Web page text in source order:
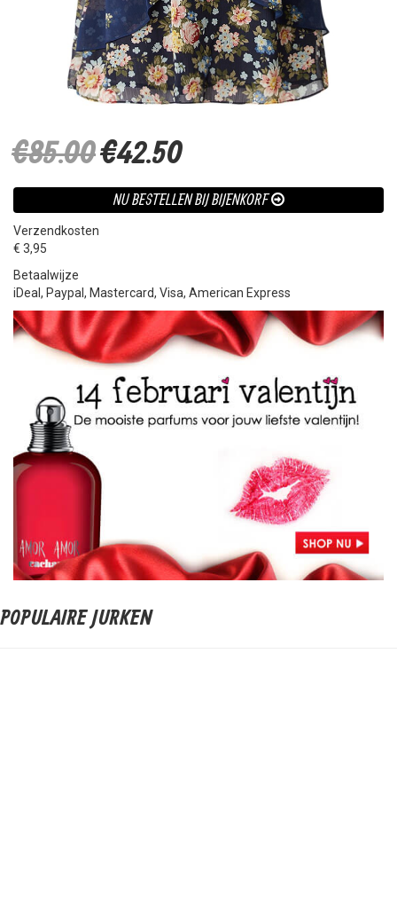
€85.00€42.50
NU BESTELLEN BIJ BIJENKORF
Verzendkosten
€ 3,95
Betaalwijze
iDeal, Paypal, Mastercard, Visa, American Express
POPULAIRE JURKEN